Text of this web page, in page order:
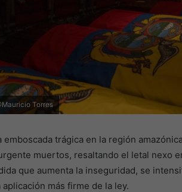
Torres
emboscada trágica en la región
muertos, resaltando el letal nexo
que aumenta la inseguridad, se
aplicación más firme de la ley.